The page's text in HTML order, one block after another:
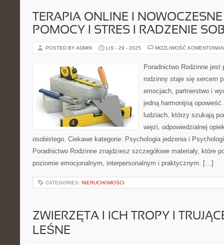
TERAPIA ONLINE I
POMOCY I STRES I RADZENIE
POSTED BY ADMIN LIS - 29 - 2025 MOŻLIWOŚĆ
Poradnictwo Rodzinne jest
rodzinny staje się sercem
emocjach, partnerstwo i
jedną harmonijną
ludziach, którzy szukają
więzi, odpowiedzialnej
osobistego. Ciekawe kategorie: Psychologia jedzenia i
Poradnictwo Rodzinne znajdziesz szczegółowe materiały, które
poziomie emocjonalnym, interpersonalnym i praktycznym. […]
CATEGORIES: NIERUCHOMOŚCI
ZWIERZĘTA I ICH TROPY I
LEŚNE